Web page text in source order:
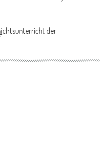
der